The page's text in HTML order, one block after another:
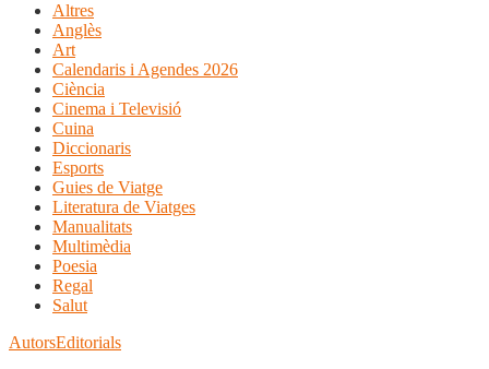
Altres
Anglès
Art
Calendaris i Agendes 2026
Ciència
Cinema i Televisió
Cuina
Diccionaris
Esports
Guies de Viatge
Literatura de Viatges
Manualitats
Multimèdia
Poesia
Regal
Salut
AutorsEditorials